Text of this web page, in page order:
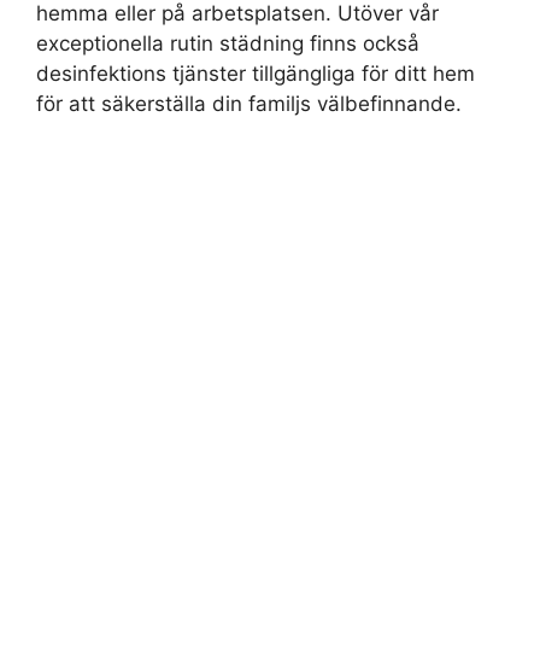
hemma eller på arbetsplatsen. Utöver vår
exceptionella rutin städning finns också
desinfektions tjänster tillgängliga för ditt hem
för att säkerställa din familjs välbefinnande.